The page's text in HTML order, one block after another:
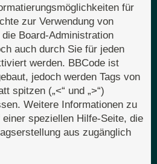
für
zur Verwendung von
Board-Administration
auch durch Sie für jeden
werden. BBCode ist
jedoch werden Tags von
spitzen („<“ und „>“)
Weitere Informationen zu
speziellen Hilfe-Seite, die
aus zugänglich